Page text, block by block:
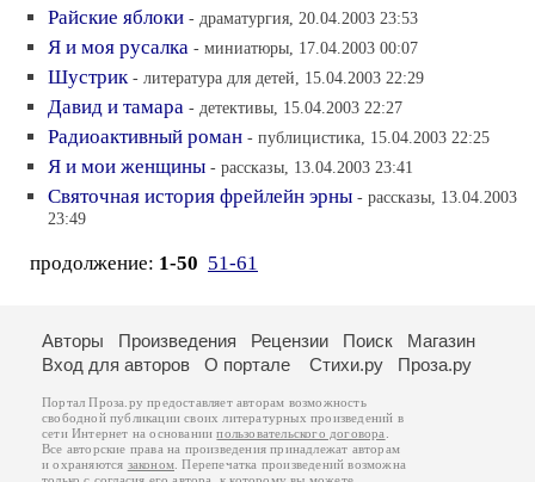
Райские яблоки - драматургия, 20.04.2003 23:53
Я и моя русалка - миниатюры, 17.04.2003 00:07
Шустрик - литература для детей, 15.04.2003 22:29
Давид и тамара - детективы, 15.04.2003 22:27
Радиоактивный роман - публицистика, 15.04.2003 22:25
Я и мои женщины - рассказы, 13.04.2003 23:41
Святочная история фрейлейн эрны - рассказы, 13.04.2003
23:49
продолжение: 1-50 51-61
Авторы Произведения Рецензии Поиск
Магазин
Вход для авторов
О портале Стихи.ру Проза.ру
Портал Проза.ру предоставляет авторам возможность
свободной публикации своих литературных произведений в
сети Интернет на основаниипользовательского договора
Все авторские права на произведения принадлежат авторам
и охраняются законом . Перепечатка произведений возможна